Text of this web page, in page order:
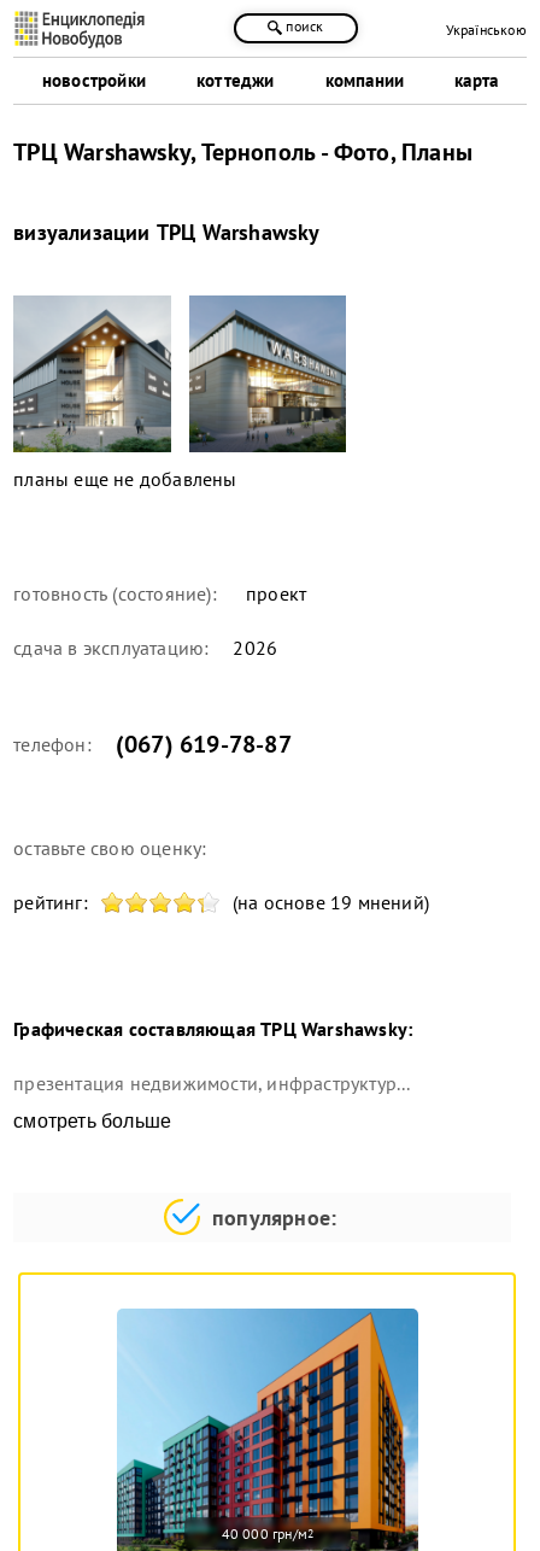
новостройки коттеджи компании карта
поиск Українською
ТРЦ Warshawsky, Тернополь - Фото, Планы
визуализации ТРЦ Warshawsky
планы еще не добавлены
готовность (состояние): проект
сдача в эксплуатацию: 2026
телефон: (067) 619-78-87
оставьте свою оценку:
рейтинг: (на основе 19 мнений)
Графическая составляющая ТРЦ Warshawsky:
презентация недвижимости, инфраструктур...
смотреть больше
популярное:
40 000 грн/м2